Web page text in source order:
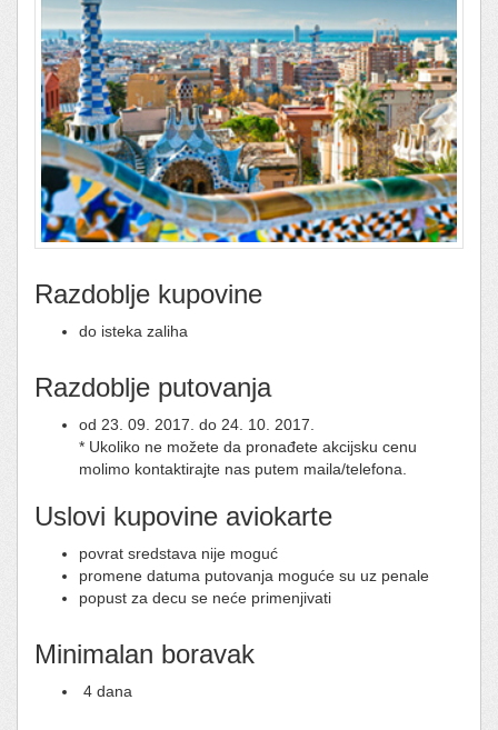
Razdoblje kupovine
do isteka zaliha
Razdoblje putovanja
od 23. 09. 2017. do 24. 10. 2017.
* Ukoliko ne možete da pronađete akcijsku cenu
molimo kontaktirajte nas putem maila/telefona.
Uslovi kupovine aviokarte
povrat sredstava nije moguć
promene datuma putovanja moguće su uz penale
popust za decu se neće primenjivati
Minimalan boravak
4 dana